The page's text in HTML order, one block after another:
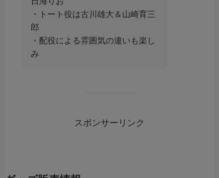
・トート役は古川雄大＆山崎育三
郎
・配役による雰囲気の違いも楽し
み
スポンサーリンク